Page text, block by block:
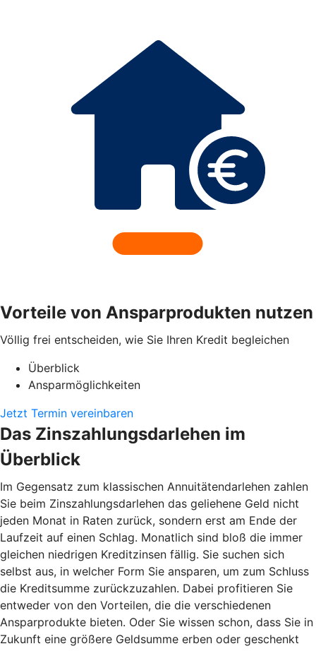
Vorteile von Ansparprodukten nutzen
Völlig frei entscheiden, wie Sie Ihren Kredit begleichen
Überblick
Ansparmöglichkeiten
Jetzt Termin vereinbaren
Das Zinszahlungsdarlehen im
Überblick
Im Gegensatz zum klassischen Annuitätendarlehen zahlen
Sie beim Zinszahlungsdarlehen das geliehene Geld nicht
jeden Monat in Raten zurück, sondern erst am Ende der
Laufzeit auf einen Schlag. Monatlich sind bloß die immer
gleichen niedrigen Kreditzinsen fällig. Sie suchen sich
selbst aus, in welcher Form Sie ansparen, um zum Schluss
die Kreditsumme zurückzuzahlen. Dabei profitieren Sie
entweder von den Vorteilen, die die verschiedenen
Ansparprodukte bieten. Oder Sie wissen schon, dass Sie in
Zukunft eine größere Geldsumme erben oder geschenkt